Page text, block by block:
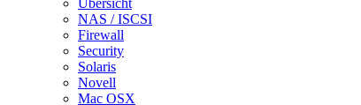
Übersicht
NAS / ISCSI
Firewall
Security
Solaris
Novell
Mac OSX